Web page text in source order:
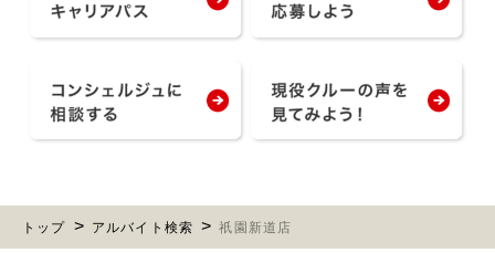
トップ アルバイト検索 祇園新道店